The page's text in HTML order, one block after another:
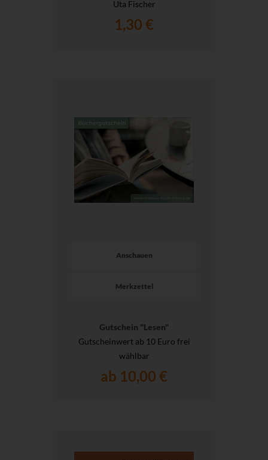
Uta Fischer
1,30 €
Anschauen
Merkzettel
Gutschein "Lesen"
Gutscheinwert ab 10 Euro frei
wählbar
ab 10,00 €